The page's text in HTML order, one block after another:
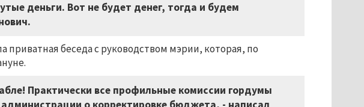
деньги. Вот не будет денег, тогда и будем
беседа с руководством мэрии, которая, по
Практически все профильные комиссии гордумы